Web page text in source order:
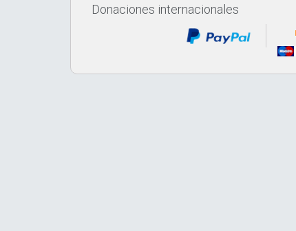
Donaciones internacionales